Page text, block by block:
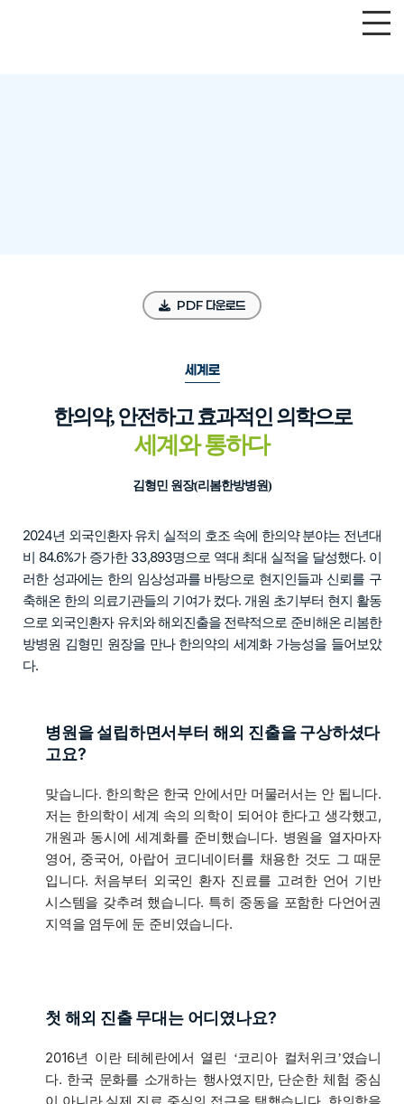
PDF 다운로드
세계로
한의약, 안전하고 효과적인 의학으로
세계와 통하다
김형민 원장(리봄한방병원)
2024년 외국인환자 유치 실적의 호조 속에 한의약 분야는 전년대
비 84.6%가 증가한 33,893명으로 역대 최대 실적을 달성했다. 이
러한 성과에는 한의 임상성과를 바탕으로 현지인들과 신뢰를 구
축해온 한의 의료기관들의 기여가 컸다. 개원 초기부터 현지 활동
으로 외국인환자 유치와 해외진출을 전략적으로 준비해온 리봄한
방병원 김형민 원장을 만나 한의약의 세계화 가능성을 들어보았
다.
병원을 설립하면서부터 해외 진출을 구상하셨다
고요?
맞습니다. 한의학은 한국 안에서만 머물러서는 안 됩니다.
저는 한의학이 세계 속의 의학이 되어야 한다고 생각했고,
개원과 동시에 세계화를 준비했습니다. 병원을 열자마자
영어, 중국어, 아랍어 코디네이터를 채용한 것도 그 때문
입니다. 처음부터 외국인 환자 진료를 고려한 언어 기반
시스템을 갖추려 했습니다. 특히 중동을 포함한 다언어권
지역을 염두에 둔 준비였습니다.
첫 해외 진출 무대는 어디였나요?
2016년 이란 테헤란에서 열린 ‘코리아 컬처위크’였습니
다. 한국 문화를 소개하는 행사였지만, 단순한 체험 중심